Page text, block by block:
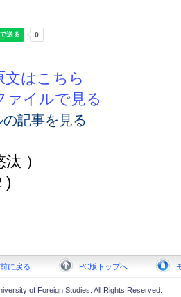
文はこちら
ァイルで見る
記事を見る
）
)
に戻る PC版トップへ
of Foreign Studies. All Rights Reserved.